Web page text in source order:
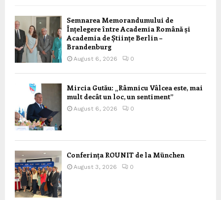
Semnarea Memorandumului de
Înțelegere între Academia Română și
Academia de Științe Berlin –
Brandenburg
August 6, 2026 0
Mircia Gutău: „Râmnicu Vâlcea este, mai
mult decât un loc, un sentiment”
August 6, 2026 0
Conferința ROUNIT de la München
August 3, 2026 0